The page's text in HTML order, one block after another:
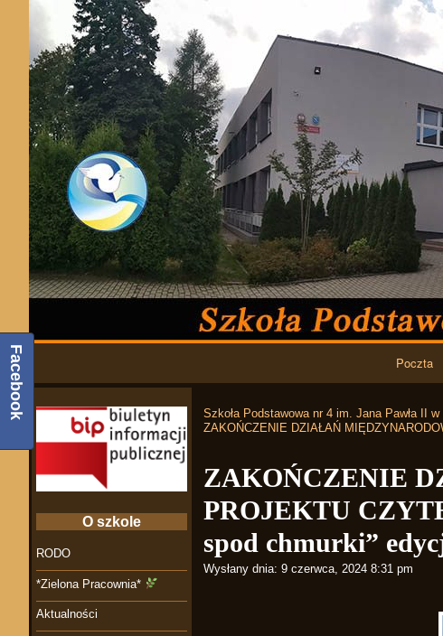
Poczta
Szkoła Podstawowa nr 4 im. Jana Pawła II
ZAKOŃCZENIE DZIAŁAŃ
ZAKOŃCZENIE
PROJEKTU
spod chmurki”
Wysłany dnia: 9 czerwca, 2024 8:31 pm
O szkole
RODO
*Zielona Pracownia*
Aktualności
Facebook